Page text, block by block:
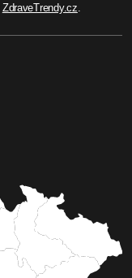
ZdraveTrendy.cz